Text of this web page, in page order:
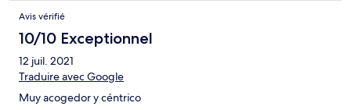
Avis vérifié
10/10 Exceptionnel
12 juil. 2021
Traduire avec Google
Muy acogedor y céntrico